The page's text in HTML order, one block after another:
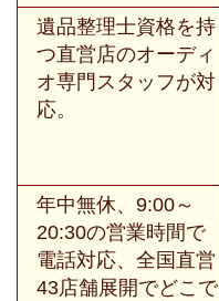
遺品整理士資格を持
つ直営店のオーディ
オ専門スタッフが対
応。
年中無休、9:00～
20:30の営業時間で
電話対応、全国直営
43店舗展開でどこで